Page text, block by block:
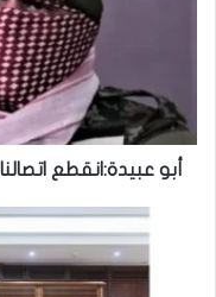
أبو عبيدة:انقطع اتصالنا